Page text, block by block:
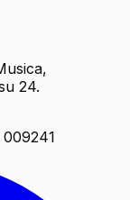
24.